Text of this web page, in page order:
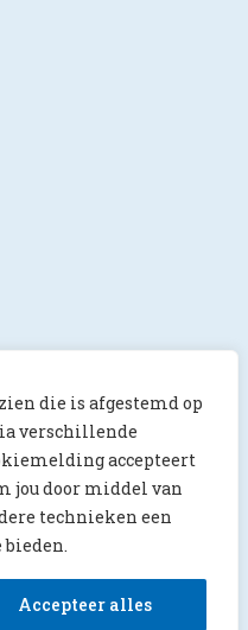
die is afgestemd op
verschillende
accepteert
jou door middel van
technieken een
Accepteer alles